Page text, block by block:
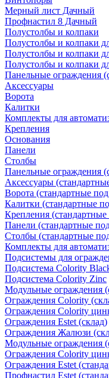
Мерный лист Дачный
Профнастил 8 Дачный
Полустолбы и колпаки
Полустолбы и колпаки
Полустолбы и колпаки
Полустолбы и колпаки
Панельные ограждения
Аксессуары
Ворота
Калитки
Комплекты для
Крепления
Основания
Панели
Столбы
Панельные ограждения
Аксессуары
Ворота (стандартные под
Калитки (стандартные
Крепления (стандартные
Панели (стандартные
Столбы (стандартные
Комплекты для
Подсистемы для
Подсистема Colority
Подсистема Colority Zinc
Модульные ограждения
Ограждения Colority
Ограждения Colority
Ограждения Estet (склад)
Ограждения Жалюзи
Модульные ограждения
Ограждения Colority
Ограждения Estet
Профнастил Estet